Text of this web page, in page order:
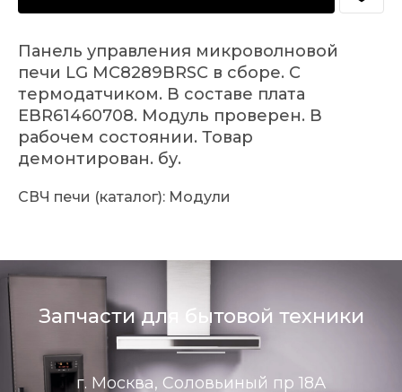
Панель управления микроволновой
печи LG MC8289BRSC в сборе. С
термодатчиком. В составе плата
EBR61460708. Модуль проверен. В
рабочем состоянии. Товар
демонтирован. бу.
СВЧ печи (каталог): Модули
Запчасти для бытовой техники
г. Москва, Соловьиный пр 18А